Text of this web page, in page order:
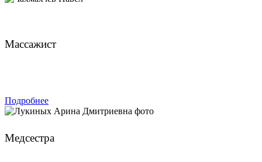
Массажист
Подробнее
Медсестра